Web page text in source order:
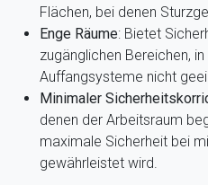
Flächen, bei denen
Enge Räume: Bietet
zugänglichen Bereichen,
Auffangsysteme nicht
Minimaler
denen der Arbeitsraum
maximale Sicherheit bei
gewährleistet wird.